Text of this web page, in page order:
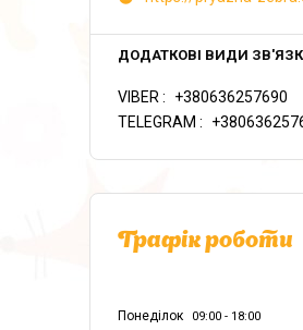
VIBER
+380636257690
TELEGRAM
Графік роботи
Понеділок 09:00 18:00